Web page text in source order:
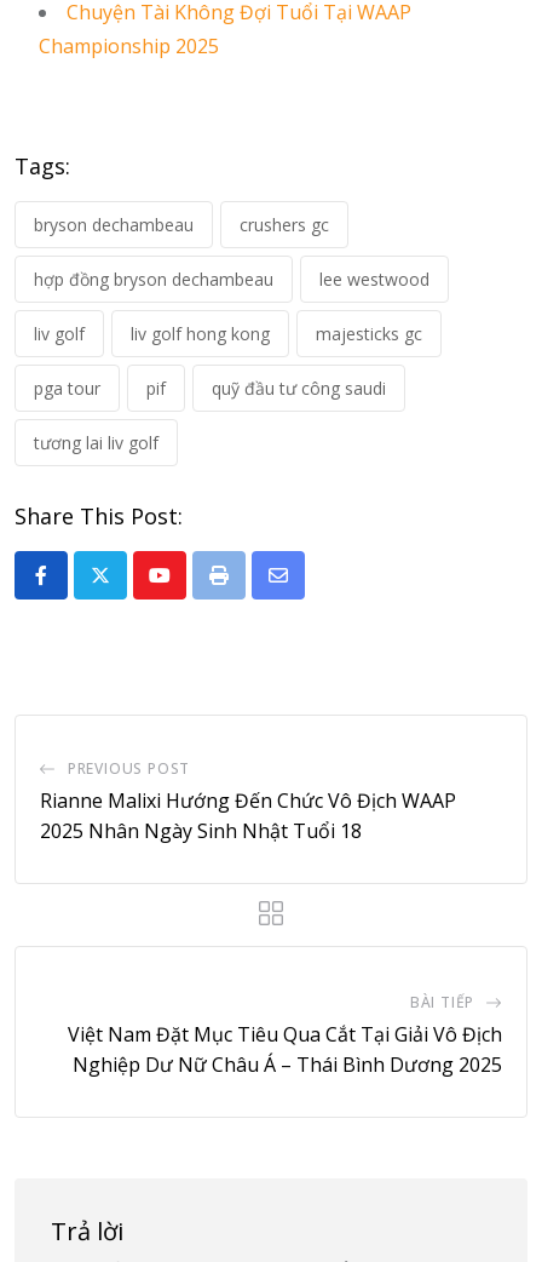
Chuyện Tài Không Đợi Tuổi Tại WAAP
Championship 2025
Tags:
bryson dechambeau crushers gc
hợp đồng bryson dechambeau lee westwood
liv golf liv golf hong kong majesticks gc
pga tour pif quỹ đầu tư công saudi
tương lai liv golf
Share This Post:
YoutubePrint
Share
PREVIOUS POST
Rianne Malixi Hướng Đến Chức Vô Địch WAAP
2025 Nhân Ngày Sinh Nhật Tuổi 18
BÀI TIẾP
Việt Nam Đặt Mục Tiêu Qua Cắt Tại Giải Vô Địch
Nghiệp Dư Nữ Châu Á – Thái Bình Dương 2025
Trả lời